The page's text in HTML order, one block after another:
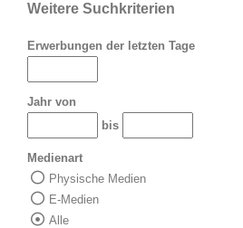
Weitere Suchkriterien
Erwerbungen der letzten Tage
Jahr von
bis
Medienart
Physische Medien
E-Medien
Alle